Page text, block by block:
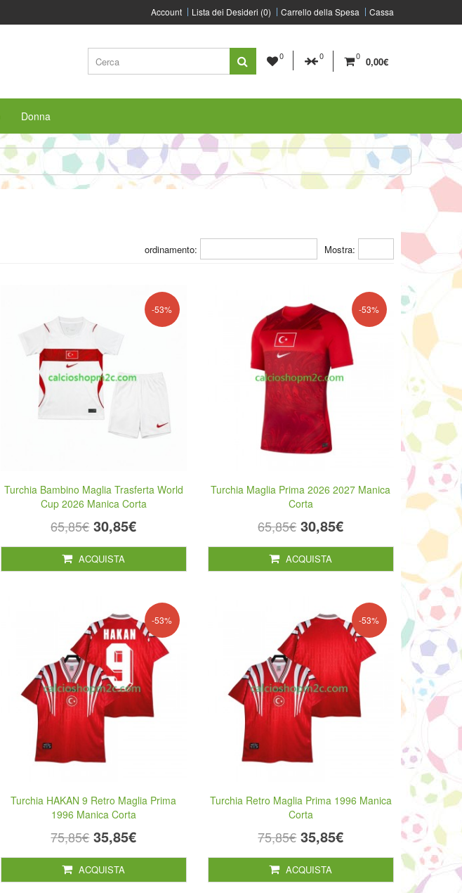
Account Lista dei Desideri (0) Carrello della Spesa Cassa
0 0 0 0,00€
Donna
Mostra:
ordinamento:
-53%
Turchia Bambino Maglia Trasferta World
Cup 2026 Manica Corta
65,85€ 30,85€
ACQUISTA
-53%
Turchia Maglia Prima 2026 2027 Manica
Corta
65,85€ 30,85€
ACQUISTA
-53%
Turchia HAKAN 9 Retro Maglia Prima
1996 Manica Corta
75,85€ 35,85€
ACQUISTA
-53%
Turchia Retro Maglia Prima 1996 Manica
Corta
75,85€ 35,85€
ACQUISTA